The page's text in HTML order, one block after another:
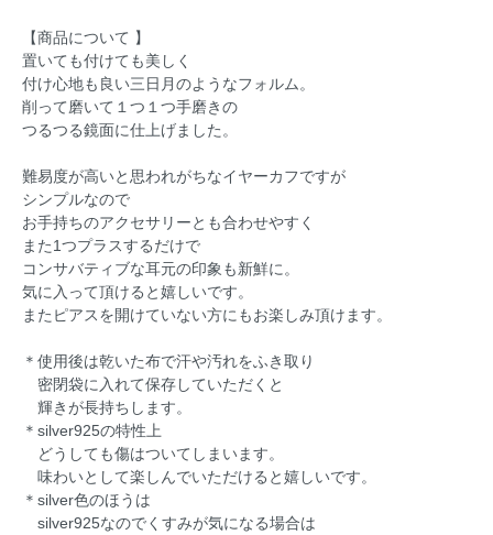
【商品について 】
置いても付けても美しく
付け心地も良い三日月のようなフォルム。
削って磨いて１つ１つ手磨きの
つるつる鏡面に仕上げました。
難易度が高いと思われがちなイヤーカフですが
シンプルなので
お手持ちのアクセサリーとも合わせやすく
また1つプラスするだけで
コンサバティブな耳元の印象も新鮮に。
気に入って頂けると嬉しいです。
またピアスを開けていない方にもお楽しみ頂けます。
＊使用後は乾いた布で汗や汚れをふき取り
密閉袋に入れて保存していただくと
輝きが長持ちします。
＊silver925の特性上
どうしても傷はついてしまいます。
味わいとして楽しんでいただけると嬉しいです。
＊silver色のほうは
silver925なのでくすみが気になる場合は